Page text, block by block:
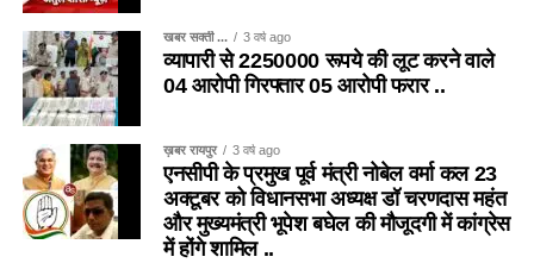
खबर सक्ती ... 3 वर्ष ago
व्यापारी से 2250000 रूपये की लूट करने वाले
04 आरोपी गिरफ्तार 05 आरोपी फरार ..
ख़बर रायपुर 3 वर्ष ago
एनसीपी के प्रमुख पूर्व मंत्री नोबेल वर्मा कल 23
अक्टूबर को विधानसभा अध्यक्ष डॉ चरणदास महंत
और मुख्यमंत्री भूपेश बघेल की मौजूदगी में कांग्रेस
में होंगे शामिल ..